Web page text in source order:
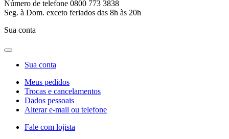
Número de telefone 0800 773 3838
Seg. à Dom. exceto feriados das 8h às 20h
Sua conta
Sua conta
Meus pedidos
Trocas e cancelamentos
Dados pessoais
Alterar e-mail ou telefone
Fale com lojista